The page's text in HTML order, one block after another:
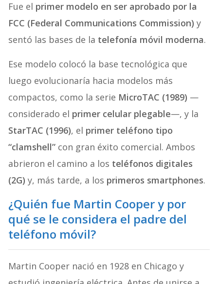
Fue el primer modelo en ser aprobado por la
FCC (Federal Communications Commission) y
sentó las bases de la telefonía móvil moderna.
Ese modelo colocó la base tecnológica que
luego evolucionaría hacia modelos más
compactos, como la serie MicroTAC (1989) —
considerado el primer celular plegable—, y la
StarTAC (1996), el primer teléfono tipo
“clamshell” con gran éxito comercial. Ambos
abrieron el camino a los teléfonos digitales
(2G) y, más tarde, a los primeros smartphones.
¿Quién fue Martin Cooper y por
qué se le considera el padre del
teléfono móvil?
Martin Cooper nació en 1928 en Chicago y